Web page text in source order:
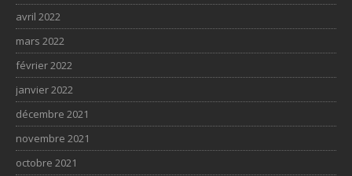
avril 2022
mars 2022
février 2022
janvier 2022
décembre 2021
novembre 2021
octobre 2021